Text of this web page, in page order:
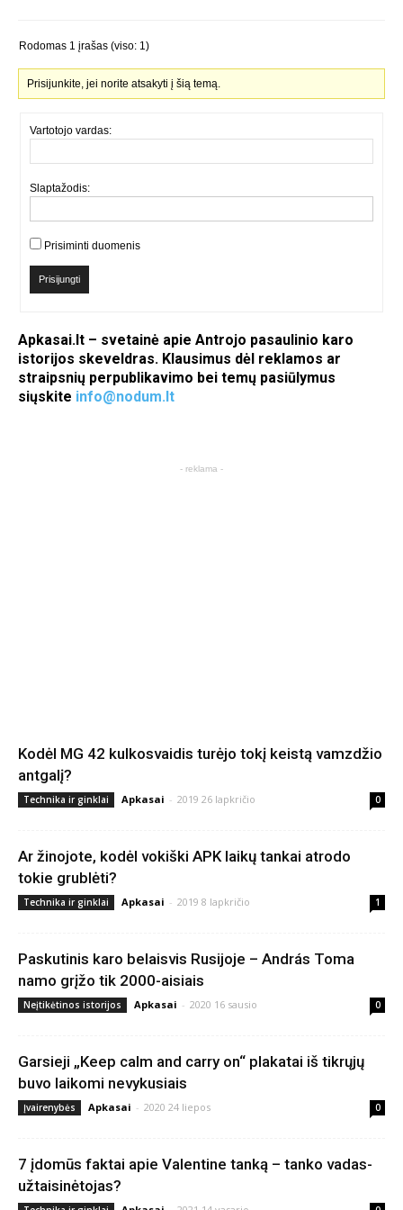
Rodomas 1 įrašas (viso: 1)
Prisijunkite, jei norite atsakyti į šią temą.
Vartotojo vardas:
Slaptažodis:
Prisiminti duomenis
Prisijungti
Apkasai.lt – svetainė apie Antrojo pasaulinio karo
istorijos skeveldras. Klausimus dėl reklamos ar
straipsnių perpublikavimo bei temų pasiūlymus
siųskite info@nodum.lt
- reklama -
Kodėl MG 42 kulkosvaidis turėjo tokį keistą vamzdžio
antgalį?
Technika ir ginklai Apkasai - 2019 26 lapkričio 0
Ar žinojote, kodėl vokiški APK laikų tankai atrodo
tokie grublėti?
Technika ir ginklai Apkasai - 2019 8 lapkričio 1
Paskutinis karo belaisvis Rusijoje – András Toma
namo grįžo tik 2000-aisiais
Neįtikėtinos istorijos Apkasai - 2020 16 sausio 0
Garsieji „Keep calm and carry on“ plakatai iš tikrųjų
buvo laikomi nevykusiais
Įvairenybės Apkasai - 2020 24 liepos 0
7 įdomūs faktai apie Valentine tanką – tanko vadas-
užtaisinėtojas?